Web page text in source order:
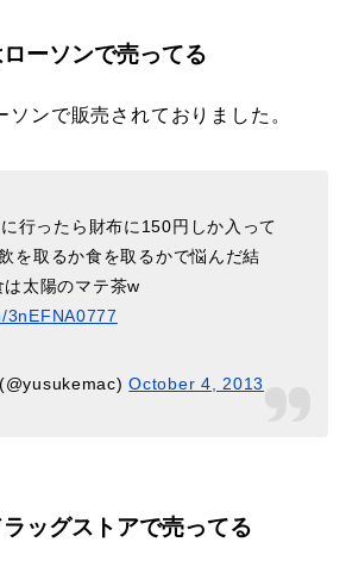
ーソンで売ってる
ソンで販売されておりました。
行ったら財布に150円しか入って
を取るか食を取るかで悩んだ結
太陽のマテ茶w
3nEFNA0777
October 4, 2013
ッグストアで売ってる